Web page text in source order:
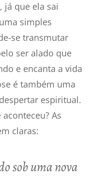
já que ela sai
simples
se transmutar
ser alado que
e encanta a vida
é também uma
espiritual.
As
claras:
sob uma nova